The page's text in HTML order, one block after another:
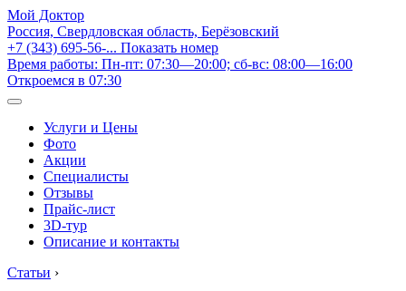
Мой Доктор
Россия, Свердловская область, Берёзовский
+7 (343) 695-56-... Показать номер
Время работы: Пн-пт: 07:30—20:00; сб-вс: 08:00—16:00
Откроемся в 07:30
Услуги и Цены
Фото
Акции
Специалисты
Отзывы
Прайс-лист
3D-тур
Описание и контакты
Статьи ›